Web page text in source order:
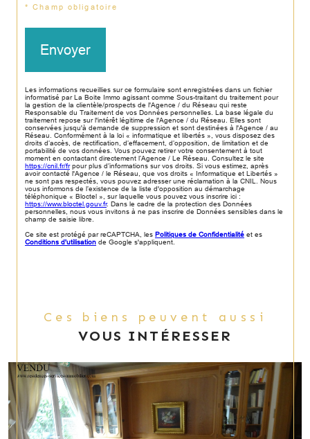
* Champ obligatoire
Envoyer
Les informations recueillies sur ce formulaire sont enregistrées dans un fichier
informatisé par La Boite Immo agissant comme Sous-traitant du traitement pour
la gestion de la clientèle/prospects de l'Agence / du Réseau qui reste
Responsable du Traitement de vos Données personnelles. La base légale du
traitement repose sur l'intérêt légitime de l'Agence / du Réseau. Elles sont
conservées jusqu'à demande de suppression et sont destinées à l'Agence / au
Réseau. Conformément à la loi « informatique et libertés », vous disposez des
droits d’accès, de rectification, d’effacement, d’opposition, de limitation et de
portabilité de vos données. Vous pouvez retirer votre consentement à tout
moment en contactant directement l’Agence / Le Réseau. Consultez le site
https://cnil.fr/frpour plus d’informations sur vos droits. Si vous estimez, après
avoir contacté l'Agence / le Réseau, que vos droits « Informatique et Libertés »
ne sont pas respectés, vous pouvez adresser une réclamation à la CNIL. Nous
vous informons de l’existence de la liste d'opposition au démarchage
téléphonique « Bloctel », sur laquelle vous pouvez vous inscrire ici :
https://www.bloctel.gouv.fr. Dans le cadre de la protection des Données
personnelles, nous vous invitons à ne pas inscrire de Données sensibles dans le
champ de saisie libre.
Ce site est protégé par reCAPTCHA, les Politiques de Confidentialité et es
Conditions d'utilisation de Google s'appliquent.
Ces biens peuvent aussi
VOUS INTÉRESSER